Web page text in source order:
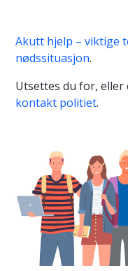
Akutt hjelp – viktige
nødssituasjon.
Utsettes du for,
kontakt politiet.